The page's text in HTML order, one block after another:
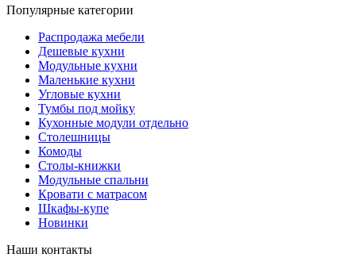
Популярные категории
Распродажа мебели
Дешевые кухни
Модульные кухни
Маленькие кухни
Угловые кухни
Тумбы под мойку
Кухонные модули отдельно
Столешницы
Комоды
Столы-книжки
Модульные спальни
Кровати с матрасом
Шкафы-купе
Новинки
Наши контакты